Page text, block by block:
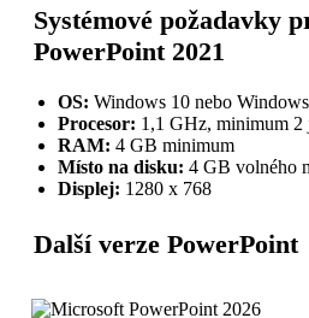
Systémové požadavky
PowerPoint 2021
OS: Windows 10 nebo Windows
Procesor: 1,1 GHz, minimum 2
RAM: 4 GB minimum
Místo na disku: 4 GB volného
Displej: 1280 x 768
Další verze PowerPoint